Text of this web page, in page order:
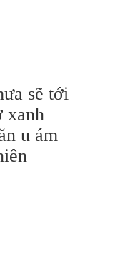
sẽ tới
xanh
u ám